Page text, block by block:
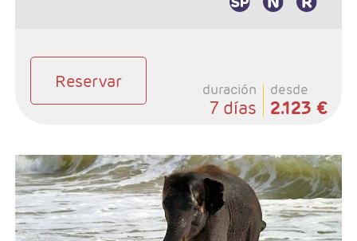
Reservar duración
7 días
desde
2.123 €
- Salidas: Diarias
- Ruta: Stone Town 1 noche, Sadani 2 noche y playas de
Zanzibar 2 noches (ampliables)
- Categoría hotelera: A elección del cliente
- Régimen: Pensión completa en safari y de libre